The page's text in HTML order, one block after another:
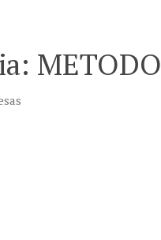
METODO